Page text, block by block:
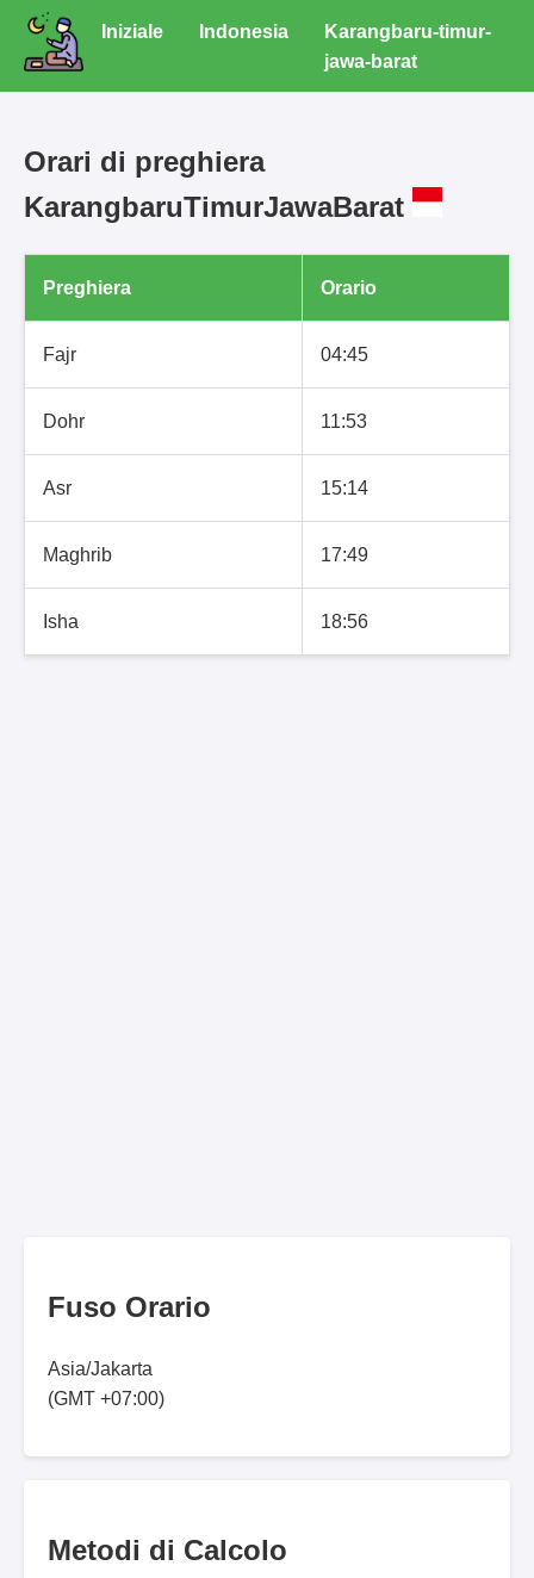
Iniziale Indonesia
Karangbaru-timur-
jawa-barat
Orari di preghiera
KarangbaruTimurJawaBarat
Preghiera Orario
Fajr 04:45
Dohr 11:53
Asr 15:14
Maghrib 17:49
Isha 18:56
Fuso Orario
Asia/Jakarta
(GMT +07:00)
Metodi di Calcolo